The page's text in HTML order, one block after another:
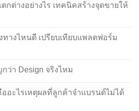
กต่างอย่างไร เทคนิคสร้างจุดขายให้
างไหนดี เปรียบเทียบแพลตฟอร์ม
ว่า Design จริงไหม
ออะไรเหตุผลที่ลูกค้าจำแบรนด์ไม่ได้